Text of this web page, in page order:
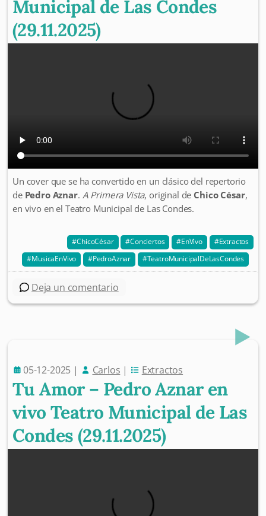
Municipal de Las Condes
(29.11.2025)
Un cover que se ha convertido en un clásico del repertorio
de Pedro Aznar. A Primera Vista, original de Chico César,
en vivo en el Teatro Municipal de Las Condes.
ChicoCésar Conciertos EnVivo
Extractos
MusicaEnVivo
PedroAznar TeatroMunicipalDeLasCondes
Deja un comentario
05-12-2025 | Carlos | Extractos
Tu Amor – Pedro Aznar en
vivo Teatro Municipal de Las
Condes (29.11.2025)